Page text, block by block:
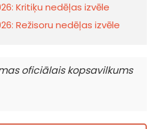
Kritiķu nedēļas izvēle
Režisoru nedēļas izvēle
oficiālais kopsavilkums